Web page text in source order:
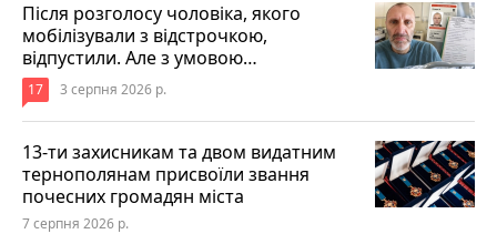
Після розголосу чоловіка, якого
мобілізували з відстрочкою,
відпустили. Але з умовою…
17 3 серпня 2026 р.
13-ти захисникам та двом видатним
тернополянам присвоїли звання
почесних громадян міста
7 серпня 2026 р.